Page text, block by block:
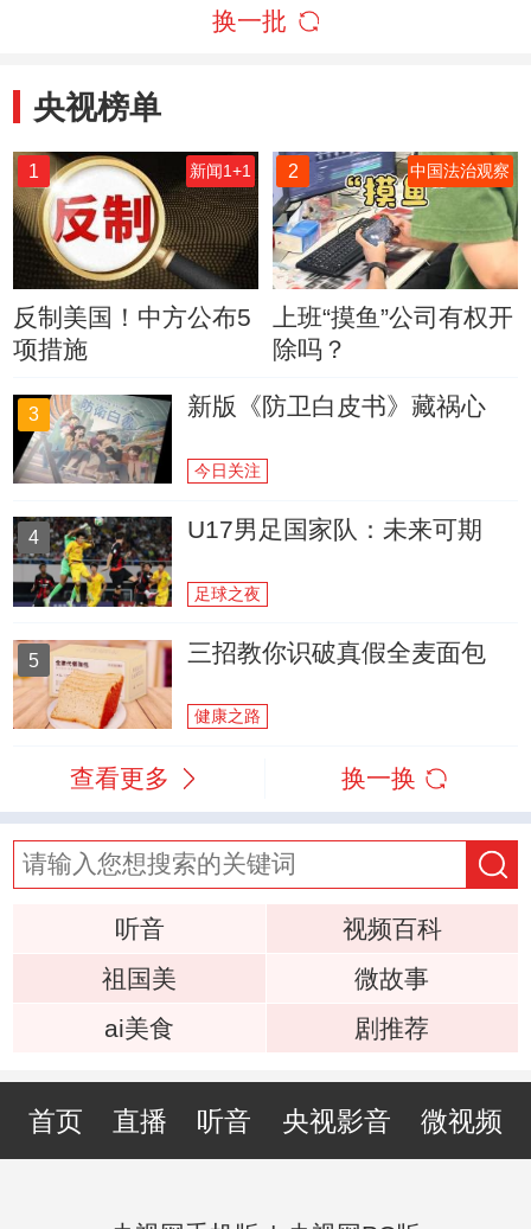
换一批
央视榜单
1 新闻1+1
反制美国！中方公布5
项措施
2 中国法治观察
上班“摸鱼”公司有权开
除吗？
3 新版《防卫白皮书》藏祸心
今日关注
4 U17男足国家队：未来可期
足球之夜
5 三招教你识破真假全麦面包
健康之路
查看更多 换一换
听音
视频百科
祖国美
微故事
ai美食
剧推荐
首页 直播 听音 央视影音 微视频